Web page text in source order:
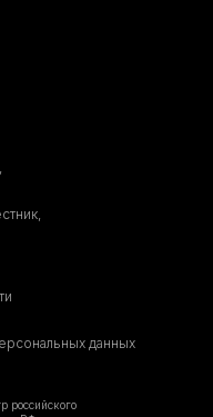
данных
российского